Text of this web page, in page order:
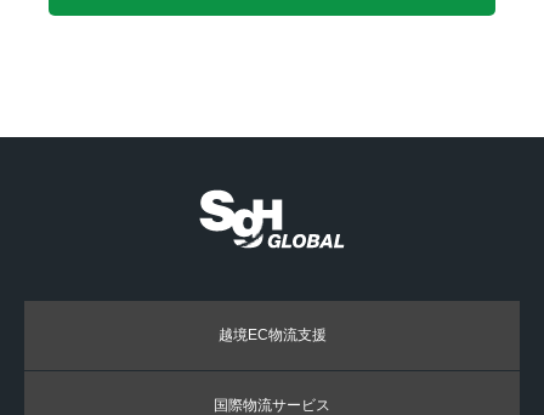
越境EC物流支援
国際物流サービス